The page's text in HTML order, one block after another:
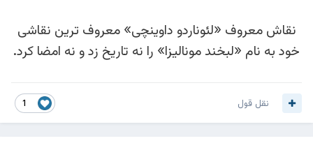
نقاش معروف «لئوناردو داوینچی» معروف ترین نقاشی
خود به نام «لبخند مونالیزا» را نه تاریخ زد و نه امضا کرد.
نقل قول